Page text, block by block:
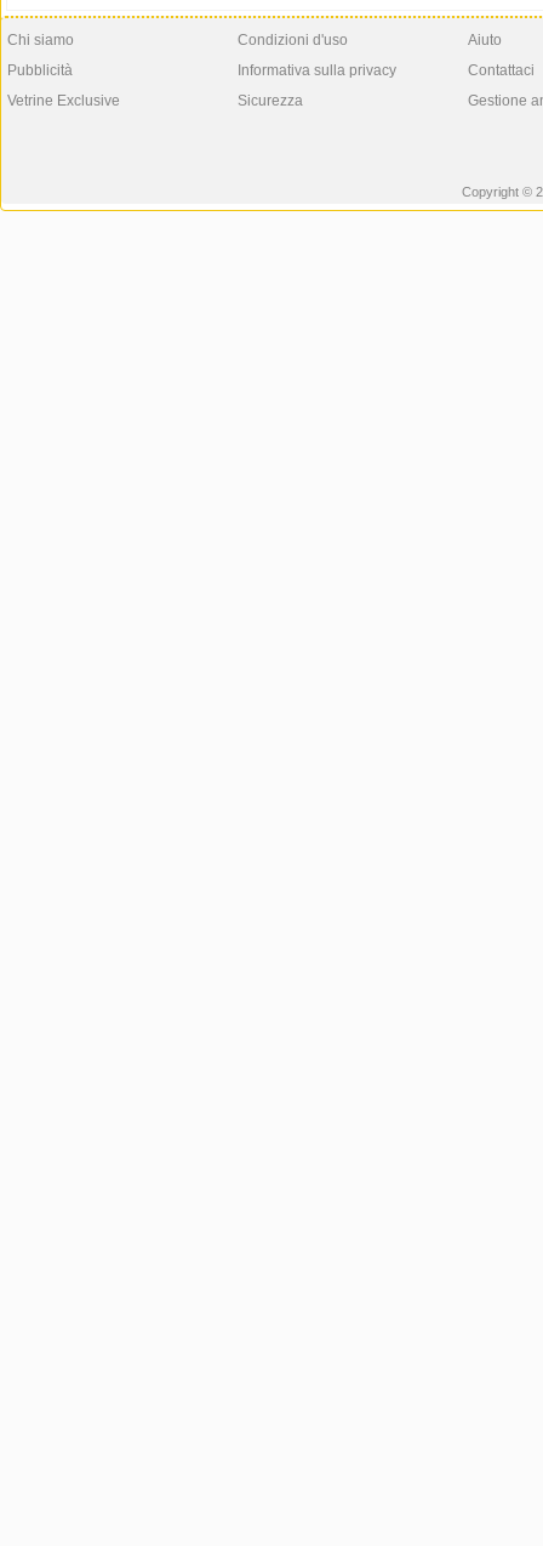
Chi siamo
Pubblicità
Vetrine Exclusive
Condizioni d'uso
Informativa sulla privacy
Sicurezza
Aiuto
Contattaci
Gestione
Copyright ©